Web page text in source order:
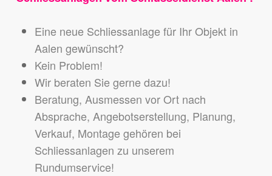
Eine neue Schliessanlage für Ihr Objekt in
Aalen gewünscht?
Kein Problem!
Wir beraten Sie gerne dazu!
Beratung, Ausmessen vor Ort nach
Absprache, Angebotserstellung, Planung,
Verkauf, Montage gehören bei
Schliessanlagen zu unserem
Rundumservice!